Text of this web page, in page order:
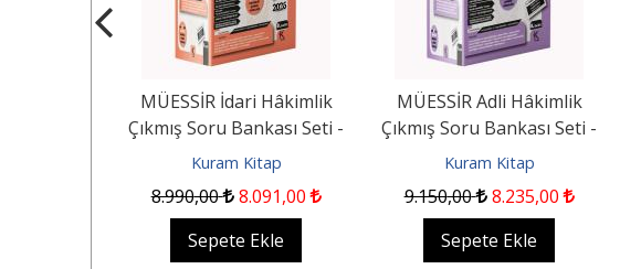
MÜESSİR İdari Hâkimlik
Çıkmış Soru Bankası Seti -
2026
Kuram Kitap
8.990,00 8.091,00
Sepete Ekle
MÜESSİR Adli Hâkimlik
Çıkmış Soru Bankası Seti -
2026
Kuram Kitap
9.150,00 8.235,00
Sepete Ekle